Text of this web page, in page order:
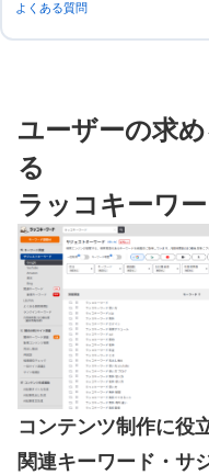
よくある質問
ユーザーの求
る
ラッコキーワ
コンテンツ制作に役
関連キーワード・サ